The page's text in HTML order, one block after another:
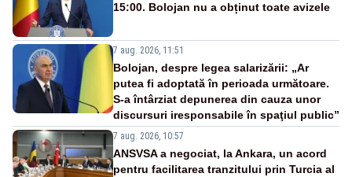
15:00. Bolojan nu a obținut toate avizele
7 aug. 2026, 11:51
Bolojan, despre legea salarizării: „Ar
putea fi adoptată în perioada următoare.
S-a întârziat depunerea din cauza unor
discursuri iresponsabile în spaţiul public”
7 aug. 2026, 10:57
ANSVSA a negociat, la Ankara, un acord
pentru facilitarea tranzitului prin Turcia al